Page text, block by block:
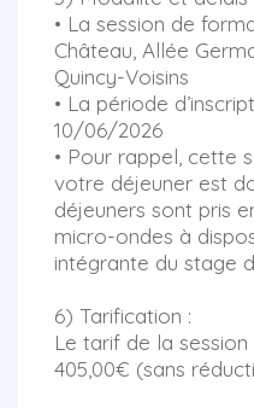
• La session de
Château, Allée
Quincy-Voisins
• La période
10/06/2026
• Pour rappel, cette
votre déjeuner est
déjeuners sont pris
micro-ondes à
intégrante du stage
6) Tarification :
Le tarif de la
405,00€ (sans